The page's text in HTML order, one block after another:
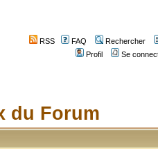
RSS FAQ
Rechercher
Profil
Se
du Forum